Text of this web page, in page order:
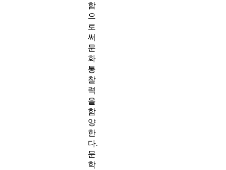
함
으
로
써
문
화
통
찰
력
을
함
양
한
다.
문
학